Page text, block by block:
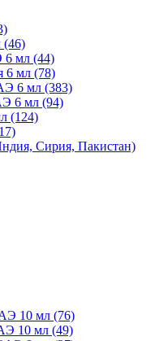
(46)
6 мл (44)
6 мл (78)
6 мл (383)
6 мл (94)
(124)
Сирия, Пакистан)
10 мл (76)
10 мл (49)